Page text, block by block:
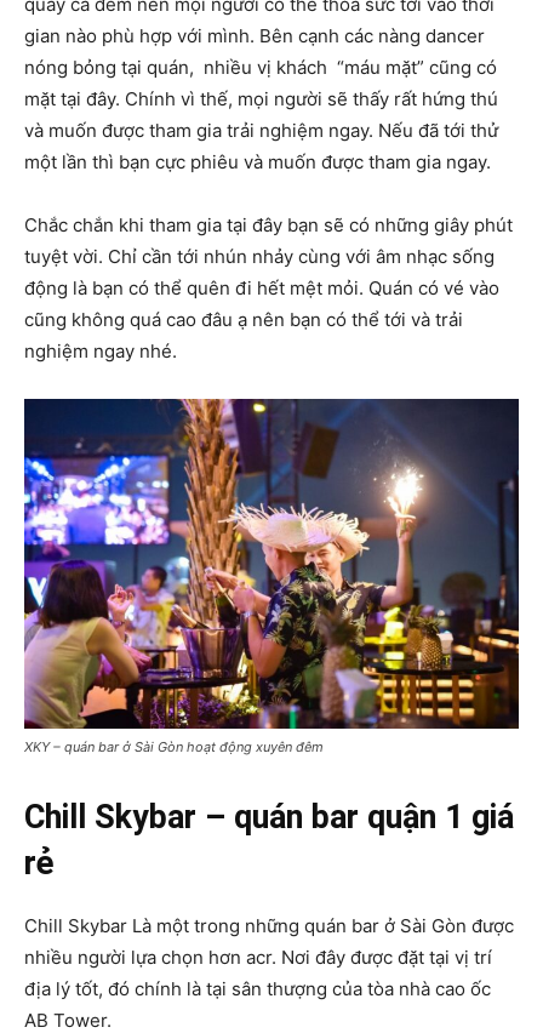
gian nào phù hợp với mình. Bên cạnh các nàng dancer
nóng bỏng tại quán, nhiều vị khách “máu mặt” cũng có
mặt tại đây. Chính vì thế, mọi người sẽ thấy rất hứng thú
và muốn được tham gia trải nghiệm ngay. Nếu đã tới thử
một lần thì bạn cực phiêu và muốn được tham gia ngay.
Chắc chắn khi tham gia tại đây bạn sẽ có những giây phút
tuyệt vời. Chỉ cần tới nhún nhảy cùng với âm nhạc sống
động là bạn có thể quên đi hết mệt mỏi. Quán có vé vào
cũng không quá cao đâu ạ nên bạn có thể tới và trải
nghiệm ngay nhé.
XKY – quán bar ở Sài Gòn hoạt động xuyên đêm
Chill Skybar – quán bar quận 1 giá
rẻ
Chill Skybar Là một trong những quán bar ở Sài Gòn được
nhiều người lựa chọn hơn acr. Nơi đây được đặt tại vị trí
địa lý tốt, đó chính là tại sân thượng của tòa nhà cao ốc
AB Tower.